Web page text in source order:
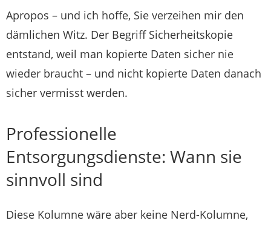
Apropos – und ich hoffe, Sie verzeihen mir den
dämlichen Witz. Der Begriff Sicherheitskopie
entstand, weil man kopierte Daten sicher nie
wieder braucht – und nicht kopierte Daten danach
sicher vermisst werden.
Professionelle
Entsorgungsdienste: Wann sie
sinnvoll sind
Diese Kolumne wäre aber keine Nerd-Kolumne,